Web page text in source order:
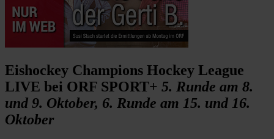
Eishockey Champions Hockey League
LIVE bei ORF SPORT+ 5. Runde am 8.
und 9. Oktober, 6. Runde am 15. und 16.
Oktober